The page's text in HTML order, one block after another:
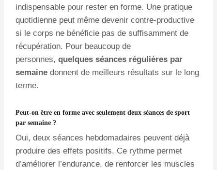
indispensable pour rester en forme. Une pratique
quotidienne peut même devenir contre-productive
si le corps ne bénéficie pas de suffisamment de
récupération. Pour beaucoup de
personnes, quelques séances régulières par
semaine donnent de meilleurs résultats sur le long
terme.
Peut-on être en forme avec seulement deux séances de sport
par semaine ?
Oui, deux séances hebdomadaires peuvent déjà
produire des effets positifs. Ce rythme permet
d’améliorer l’endurance, de renforcer les muscles